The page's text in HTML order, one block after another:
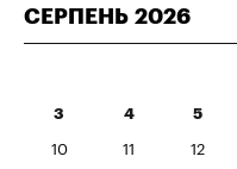
СЕРПЕНЬ 2026
3 4 5
10 11 12